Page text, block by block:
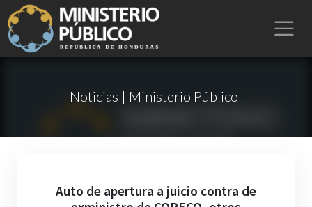
Noticias | Ministerio Público
Auto de apertura a juicio contra de